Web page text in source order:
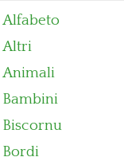
Alfabeto
Altri
Animali
Bambini
Biscornu
Bordi